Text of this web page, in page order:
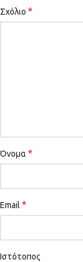
Σχόλιο *
Όνομα *
Email *
Ιστότοπος